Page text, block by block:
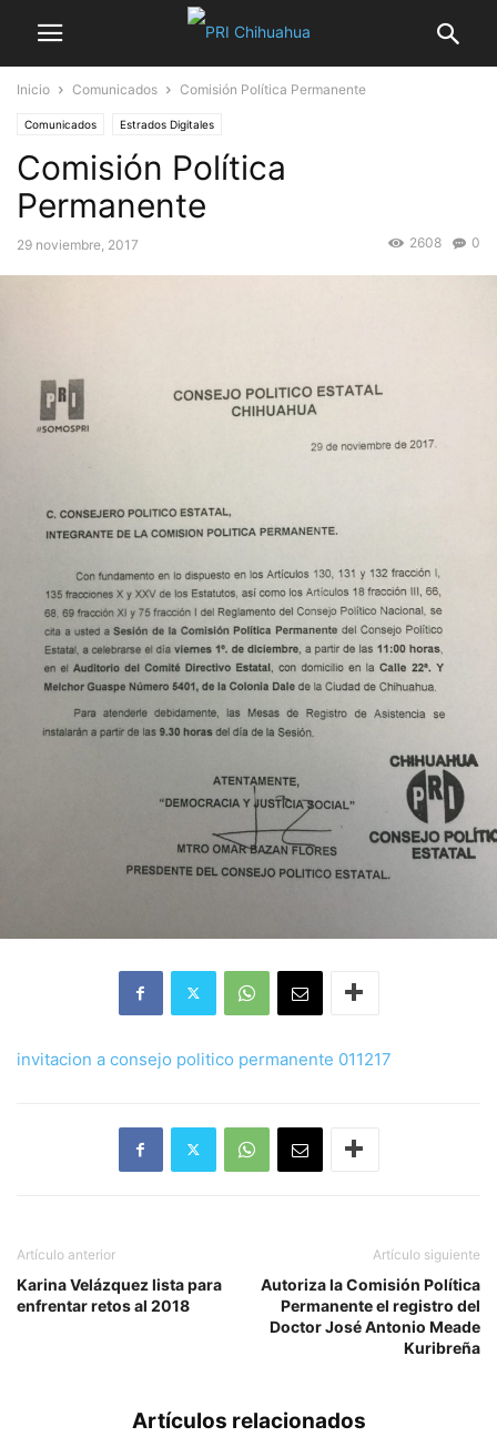
Inicio Comunicados Comisión Política Permanente
Comunicados Estrados Digitales
Comisión Política
Permanente
29 noviembre, 2017 0
2608
invitacion a consejo politico permanente 011217
Artículo anterior
Karina Velázquez lista para
enfrentar retos al 2018
Artículo siguiente
Autoriza la Comisión Política
Permanente el registro del
Doctor José Antonio Meade
Kuribreña
Artículos relacionados